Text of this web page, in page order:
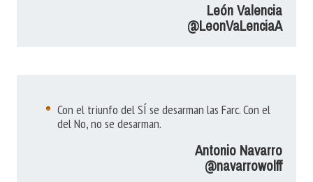
León Valencia
@LeonVaLenciaA
Con el triunfo del SÍ se desarman las Farc. Con el
del No, no se desarman.
Antonio Navarro
@navarrowolff